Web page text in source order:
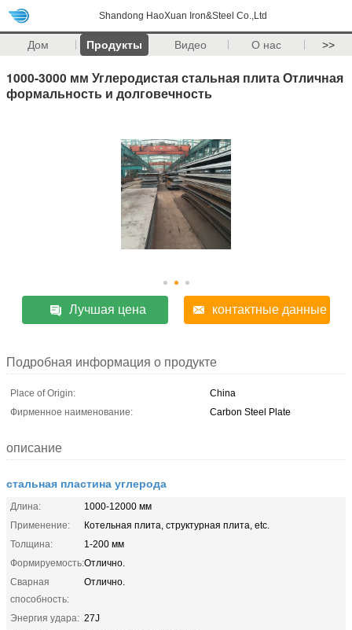
Shandong HaoXuan Iron&Steel Co.,Ltd
Дом Продукты Видео О нас >>
1000-3000 мм Углеродистая стальная плита Отличная
формальность и долговечность
Лучшая цена контактные данные
Подробная информация о продукте
Place of Origin:
China
Фирменное наименование:
Carbon Steel Plate
описание
стальная пластина углерода
Длина:
1000-12000 мм
Применение:
Котельная плита, структурная плита, etc.
Толщина:
1-200 мм
Формируемость:Отлично.
Сварная
способность:
Отлично.
Энергия удара: 27J